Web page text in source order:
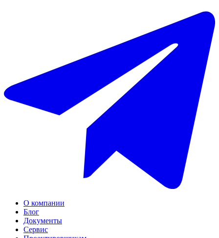
О компании
Блог
Документы
Сервис